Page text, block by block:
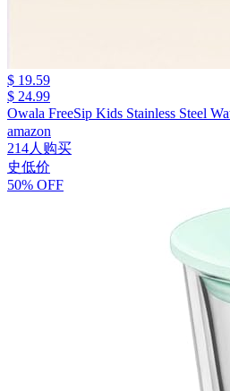
$ 19.59
$ 24.99
Owala FreeSip Kids Stainless Steel
amazon
214人购买
史低价
50% OFF